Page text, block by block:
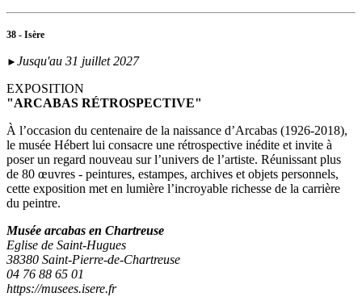
38 - Isère
► Jusqu'au 31 juillet 2027
EXPOSITION
"ARCABAS RÉTROSPECTIVE"
À l’occasion du centenaire de la naissance d’Arcabas (1926-2018),
le musée Hébert lui consacre une rétrospective inédite et invite à
poser un regard nouveau sur l’univers de l’artiste. Réunissant plus
de 80 œuvres - peintures, estampes, archives et objets personnels,
cette exposition met en lumière l’incroyable richesse de la carrière
du peintre.
Musée arcabas en Chartreuse
Eglise de Saint-Hugues
38380 Saint-Pierre-de-Chartreuse
04 76 88 65 01
https://musees.isere.fr